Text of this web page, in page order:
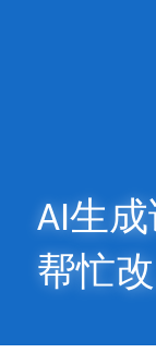
免费
AI生
帮忙